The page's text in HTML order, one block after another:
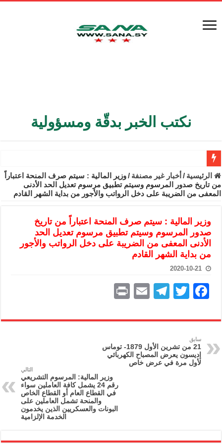
نكتب الخبر بدقّة ومسؤولية
الأمن الداخلي يعثر على مقبرة جماعية في ريف اللاذقية تضم 9 جثامين
الوزير الشيباني يبحث في باريس تعزيز الاستقرار في سوريا
الرئيس الشرع يستقبل وفداً من أعضاء مجلسي النواب والشيوخ
المركزي يحذر من التعامل بالعملات الرقمية: غير قانونية وتنطوي على
وفد من الإدارة العامة لحرس الحدود السورية يزور تركيا لبحث سبل
التربية السورية: امتحان تعويضي لطلاب المرحلة الانتقالية المتغيبين عن
الرئيسية / أخبار غير مصنفة /وزير المالية : سيتم صرف المنحة اعتباراً
من تاريخ صدور المرسوم وسيتم تطبيق مرسوم تعديل الحد الأدنى
المعفى من الضريبة على دخل الرواتب والأجور من بداية الشهر القادم
وزير المالية : سيتم صرف المنحة اعتباراً من تاريخ
صدور المرسوم وسيتم تطبيق مرسوم تعديل الحد
الأدنى المعفى من الضريبة على دخل الرواتب والأجور
من بداية الشهر القادم
2020-10-21
F
c
e
b
o
T
itt
T
e
gr
a
m
E
ai
nt
سابق
21 من تشرين الأول 1879- توماس
إديسون يعرض المصباح الكهربائي
لأول مرة في عرض خاص
التالي
وزير المالية: المرسوم التشريعي
رقم 24 يشمل كافة العاملين سواء
في القطاع العام أو القطاع الخاص
والمنحة تشمل العاملين على
البونات والعسكريين الذين يخدمون
الخدمة الإلزامية